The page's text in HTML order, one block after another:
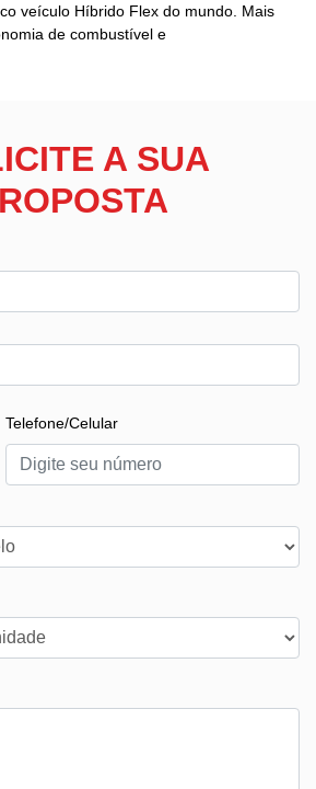
veículo Híbrido Flex do mundo. Mais
de combustível e
A SUA
Telefone/Celular